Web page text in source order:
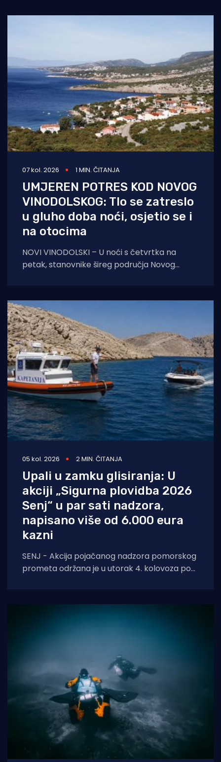
07 kol. 2026 1 MIN. ČITANJA
UMJEREN POTRES KOD NOVOG
VINODOLSKOG: Tlo se zatreslo
u gluho doba noći, osjetio se i
na otocima
NOVI VINODOLSKI – U noći s četvrtka na
petak, stanovnike šireg područja Novog
05 kol. 2026 2 MIN. ČITANJA
Upali u zamku glisiranja: U
akciji „Sigurna plovidba 2026
Senj“ u par sati nadzora,
napisano više od 6.000 eura
kazni
SENJ - Akcija pojačanog nadzora pomorskog
prometa održana je u utorak 4. kolovoza pod